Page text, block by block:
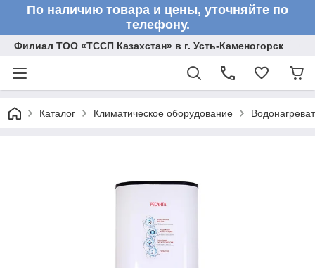
По наличию товара и цены, уточняйте по
телефону.
Филиал ТОО «ТССП Казахстан» в г. Усть-Каменогорск
Каталог Климатическое оборудование